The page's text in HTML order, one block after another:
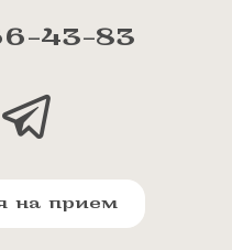
43-83
на прием